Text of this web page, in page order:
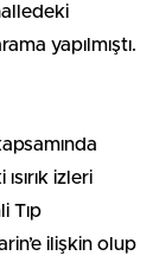
yapılmıştı.
izleri
Tıp
ilişkin olup